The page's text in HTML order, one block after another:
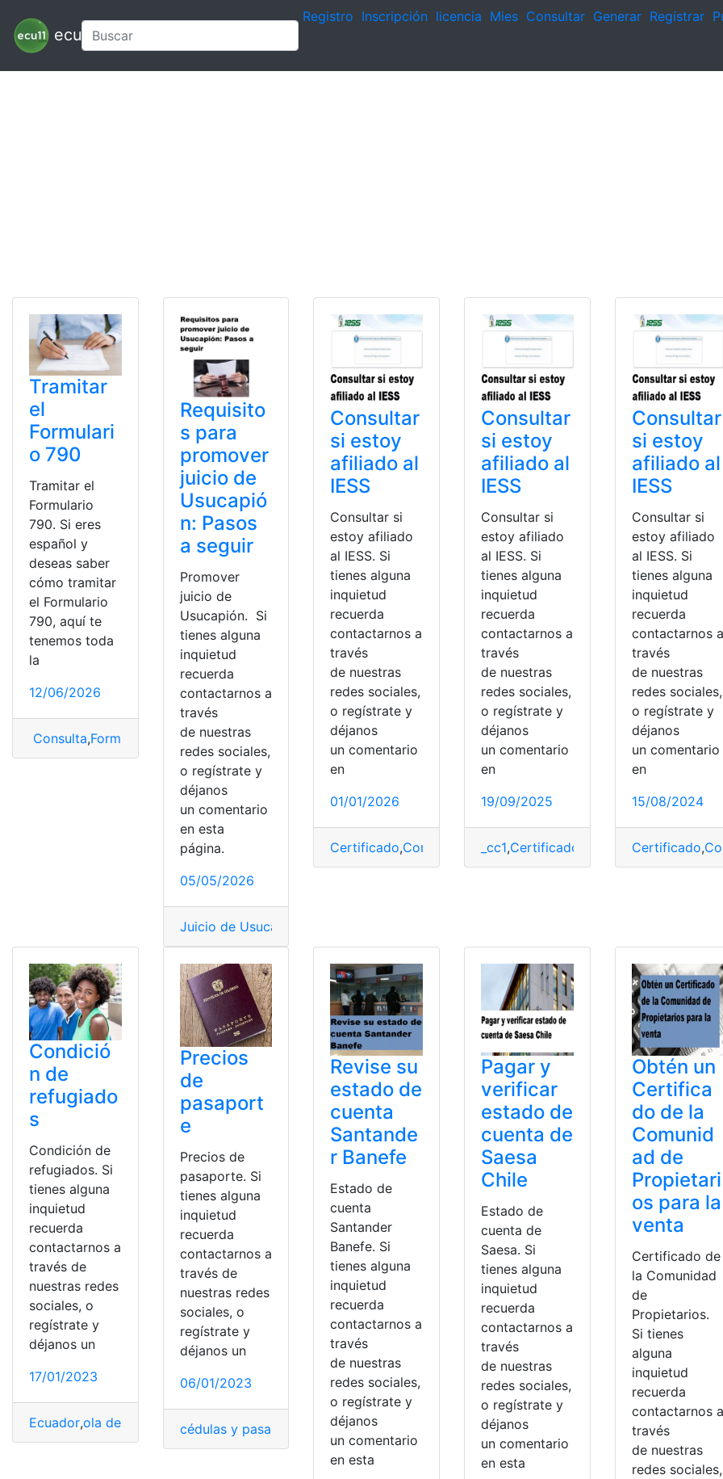
ecu11
Registro Inscripción licencia Mies Consultar Generar Registrar
Tramitar
el
Formulari
o 790
Tramitar el
Formulario
790. Si eres
español y
deseas saber
cómo tramitar
el Formulario
790, aquí te
tenemos toda
la
12/06/2026
Consulta,Formulario Información,Noticias Tramites
Requisito
s para
promover
juicio de
Usucapió
n: Pasos
a seguir
Promover
juicio de
Usucapión. Si
tienes alguna
inquietud
recuerda
contactarnos a
través
de nuestras
redes sociales,
o regístrate y
déjanos
un comentario
en esta
página.
05/05/2026
Juicio de Usucapión
Consultar
si estoy
afiliado al
IESS
Consultar si
estoy afiliado
al IESS. Si
tienes alguna
inquietud
recuerda
contactarnos a
través
de nuestras
redes sociales,
o regístrate y
déjanos
un comentario
en
01/01/2026
Certificado,Consulta IESS,Tramites,Tramites en línea
Consultar
si estoy
afiliado al
IESS
Consultar si
estoy afiliado
al IESS. Si
tienes alguna
inquietud
recuerda
contactarnos a
través
de nuestras
redes sociales,
o regístrate y
déjanos
un comentario
en
19/09/2025
_cc1,Certificado Consulta,exp1,IESS,
Consultar
si estoy
afiliado al
IESS
Consultar si
estoy afiliado
al IESS. Si
tienes alguna
inquietud
recuerda
contactarnos a
través
de nuestras
redes sociales,
o regístrate y
déjanos
un comentario
en
15/08/2024
Certificado,
Condició
n de
refugiado
s
Condición de
refugiados. Si
tienes alguna
inquietud
recuerda
contactarnos a
través de
nuestras redes
sociales, o
regístrate y
déjanos un
17/01/2023
Ecuador,ola de refugiados, pasos y requisitos Requisitos,Tramites
Precios
de
pasaport
e
Precios de
pasaporte. Si
tienes alguna
inquietud
recuerda
contactarnos a
través de
nuestras redes
sociales, o
regístrate y
déjanos un
06/01/2023
cédulas y pasaportes identidad o pasaporte Ministerio de Relaciones Exteriores,
Revise su
estado de
cuenta
Santande
r Banefe
Estado de
cuenta
Santander
Banefe. Si
tienes alguna
inquietud
recuerda
contactarnos a
través
de nuestras
redes sociales,
o regístrate y
déjanos
un comentario
en esta
Pagar y
verificar
estado de
cuenta de
Saesa
Chile
Estado de
cuenta de
Saesa. Si
tienes alguna
inquietud
recuerda
contactarnos a
través
de nuestras
redes sociales,
o regístrate y
déjanos
un comentario
en esta
Obtén un
Certifica
do de la
Comunid
ad de
Propietari
os para la
venta
Certificado de
la Comunidad
de
Propietarios.
Si tienes
alguna
inquietud
recuerda
contactarnos a
través
de nuestras
redes sociales,